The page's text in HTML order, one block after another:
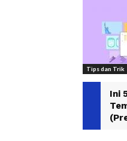
Tips dan Trik
Ini